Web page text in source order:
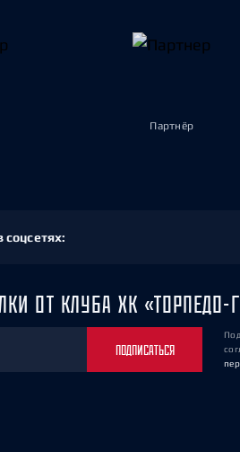
Партнёр
ОТ КЛУБА ХК «ТОРПЕДО-
ПОДПИСАТЬСЯ